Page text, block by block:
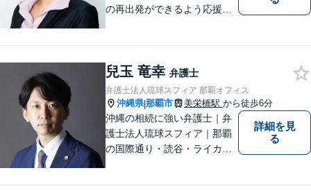
の再出発ができるよう応援し
兒玉 竜幸 弁護士
弁護士法人琉球スフィア 那覇オフィス
沖縄県|那覇市 美栄橋駅 から徒歩6分
沖縄の相続に強い弁護士｜弁
護士法人琉球スフィア｜那覇
の国際通り・読谷・ライカム
詳細を見
る